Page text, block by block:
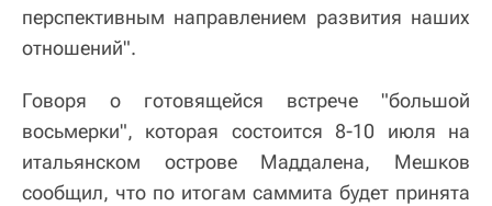
перспективным направлением развития наших
отношений".
Говоря о готовящейся встрече "большой
восьмерки", которая состоится 8-10 июля на
итальянском острове Маддалена, Мешков
сообщил, что по итогам саммита будет принята